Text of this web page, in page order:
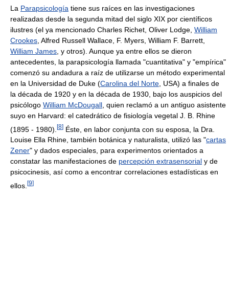
La Parapsicología tiene sus raíces en las investigaciones
realizadas desde la segunda mitad del siglo XIX por científicos
ilustres (el ya mencionado Charles Richet, Oliver Lodge, William
Crookes , Alfred Russell Wallace, F. Myers, William F. Barrett,
William James , y otros). Aunque ya entre ellos se dieron
antecedentes, la parapsicología llamada "cuantitativa" y "empírica"
comenzó su andadura a raíz de utilizarse un método experimental
en la Universidad de Duke (Carolina del Norte , USA) a finales de
la década de 1920 y en la década de 1930, bajo los auspicios del
psicólogo William McDougall , quien reclamó a un antiguo asistente
suyo en Harvard: el catedrático de fisiología vegetal J. B. Rhine
(1895 - 1980). [8] Éste, en labor conjunta con su esposa, la Dra.
Louise Ella Rhine, también botánica y naturalista, utilizó las "cartas
Zener" y dados especiales, para experimentos orientados a
constatar las manifestaciones de percepción extrasensorial y de
psicocinesis, así como a encontrar correlaciones estadísticas en
ellos. [9]